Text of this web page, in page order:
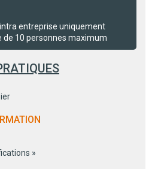
entreprise uniquement
de 10 personnes maximum
»